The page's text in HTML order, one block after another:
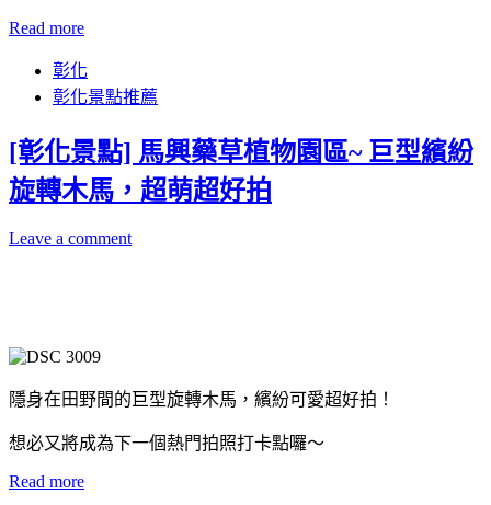
Read more
彰化
彰化景點推薦
[彰化景點] 馬興藥草植物園區~ 巨型繽紛
旋轉木馬，超萌超好拍
Leave a comment
隱身在田野間的巨型旋轉木馬，繽紛可愛超好拍！
想必又將成為下一個熱門拍照打卡點囉～
Read more